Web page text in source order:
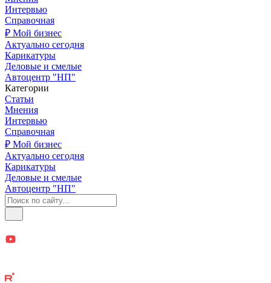
Интервью
Справочная
₽ Мой бизнес
Актуально сегодня
Карикатуры
Деловые и смелые
Автоцентр "НП"
Категории
Статьи
Мнения
Интервью
Справочная
₽ Мой бизнес
Актуально сегодня
Карикатуры
Деловые и смелые
Автоцентр "НП"